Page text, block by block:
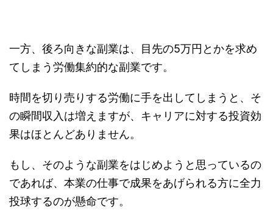
一方、後ろ向きな副業は、目先の5万円とかを求め
てしまう労働集約的な副業です。
時間を切り売りする労働に手を出してしまうと、そ
の瞬間収入は増えますが、キャリアに対する投資効
果はほとんどありません。
もし、そのような副業をはじめようと思っているの
であれば、本業の仕事で成果をあげられる方に全力
投球するのが懸命です。